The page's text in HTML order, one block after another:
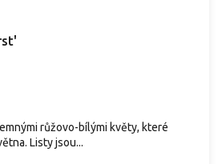
růžovo-bílými květy, které
Listy jsou...